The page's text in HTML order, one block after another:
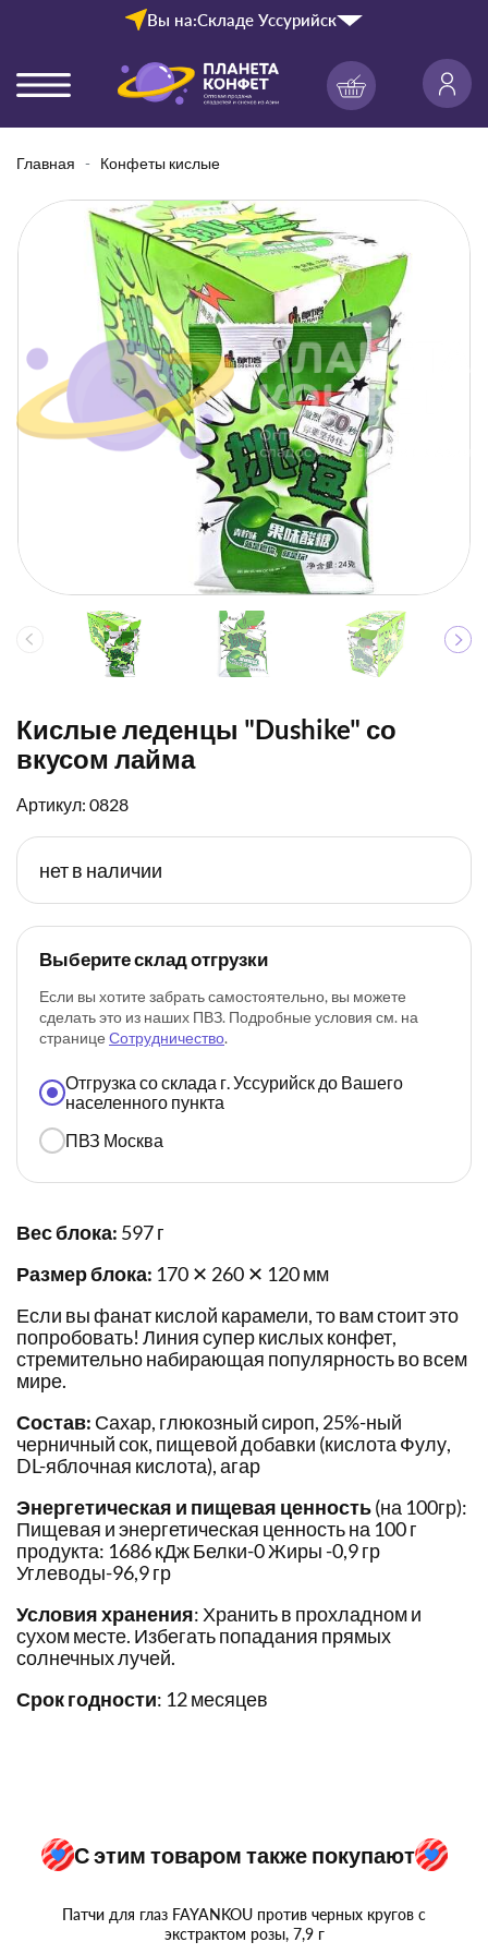
Вы на:Складе Уссурийск
Главная Конфеты кислые
Кислые леденцы "Dushike" со
вкусом лайма
Артикул: 0828
нет в наличии
Выберите склад отгрузки
Если вы хотите забрать самостоятельно, вы можете
сделать это из наших ПВЗ. Подробные условия см. на
странице Сотрудничество.
Отгрузка со склада г. Уссурийск до Вашего
населенного пункта
ПВЗ Москва
Вес блока: 597 г
Размер блока: 170 ✕ 260 ✕ 120 мм
Если вы фанат кислой карамели, то вам стоит это
попробовать! Линия супер кислых конфет,
стремительно набирающая популярность во всем
мире.
Состав: Сахар, глюкозный сироп, 25%-ный
черничный сок, пищевой добавки (кислота Фулу,
DL-яблочная кислота), агар
Энергетическая и пищевая ценность(на 100гр):
Пищевая и энергетическая ценность на 100 г
продукта: 1686 кДж Белки-0 Жиры -0,9 гр
Углеводы-96,9 гр
Условия хранения: Хранить в прохладном и
сухом месте. Избегать попадания прямых
солнечных лучей.
Срок годности: 12 месяцев
С этим товаром также покупают
Патчи для глаз FAYANKOU против черных кругов с
экстрактом розы, 7,9 г